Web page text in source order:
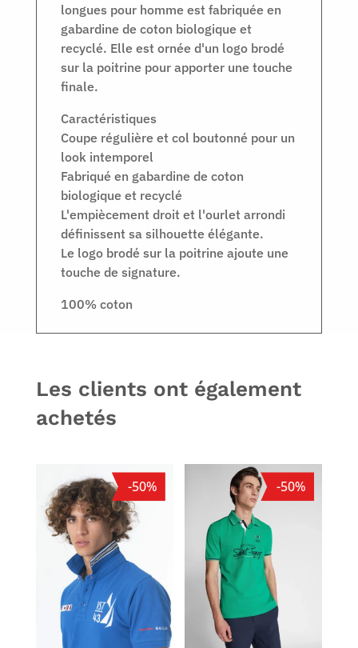
longues pour homme est fabriquée en
gabardine de coton biologique et
recyclé. Elle est ornée d'un logo brodé
sur la poitrine pour apporter une touche
finale.
Caractéristiques
Coupe régulière et col boutonné pour un
look intemporel
Fabriqué en gabardine de coton
biologique et recyclé
L'empiècement droit et l'ourlet arrondi
définissent sa silhouette élégante.
Le logo brodé sur la poitrine ajoute une
touche de signature.
100% coton
Les clients ont également
achetés
-50% -50%